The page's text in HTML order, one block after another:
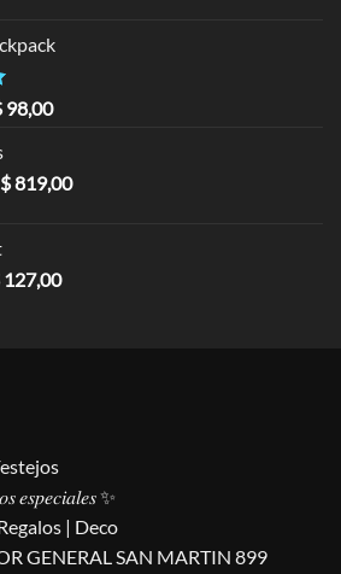
98,00
$819,00
127,00
𝑒𝑠𝑝𝑒𝑐𝑖𝑎𝑙𝑒𝑠 ✨
| Deco
GENERAL SAN MARTIN 899